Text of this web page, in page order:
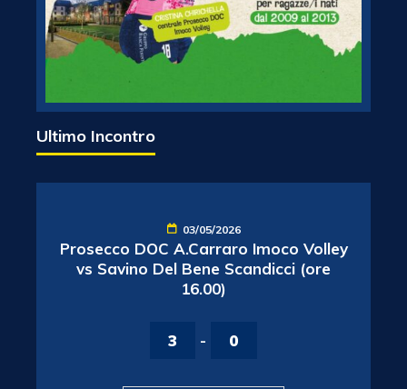
Ultimo Incontro
03/05/2026
Prosecco DOC A.Carraro Imoco Volley
vs Savino Del Bene Scandicci (ore
16.00)
3 - 0